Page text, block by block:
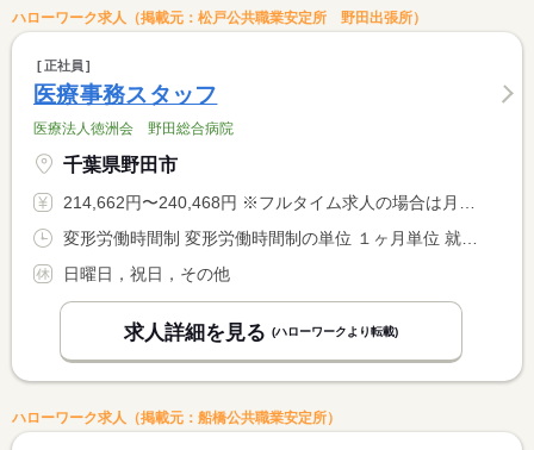
ハローワーク求人（掲載元：松戸公共職業安定所 野田出張所）
正社員
医療事務スタッフ
医療法人徳洲会 野田総合病院
千葉県野田市
214,662円〜240,468円 ※フルタイム求人の場合は月額（換算額）、パート求人の場合は時間額を表示しています。
日曜日，祝日，その他
求人詳細を見る (ハローワークより転載)
ハローワーク求人（掲載元：船橋公共職業安定所）